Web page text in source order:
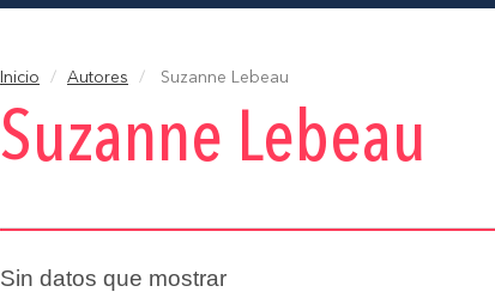
Inicio Autores Suzanne Lebeau
Suzanne Lebeau
Sin datos que mostrar